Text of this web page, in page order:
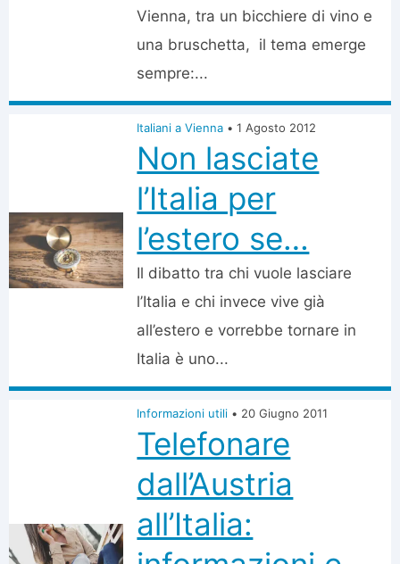
Vienna, tra un bicchiere di vino e
una bruschetta, il tema emerge
sempre:...
Italiani a Vienna • 1 Agosto 2012
Non lasciate
l’Italia per
l’estero se…
Il dibatto tra chi vuole lasciare
l’Italia e chi invece vive già
all’estero e vorrebbe tornare in
Italia è uno...
Informazioni utili • 20 Giugno 2011
Telefonare
dall’Austria
all’Italia: